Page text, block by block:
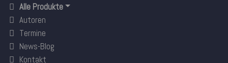
Alle Produkte
Autoren
Termine
News-Blog
Kontakt